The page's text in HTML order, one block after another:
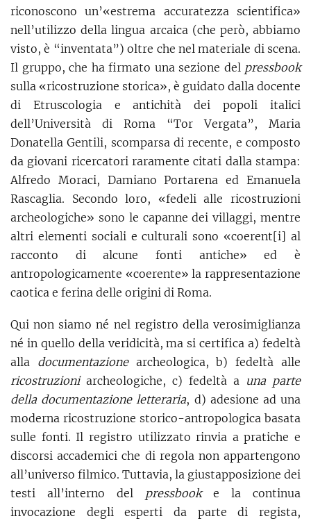
riconoscono un’«estrema accuratezza scientifica»
nell’utilizzo della lingua arcaica (che però, abbiamo
visto, è “inventata”) oltre che nel materiale di scena.
Il gruppo, che ha firmato una sezione del pressbook
sulla «ricostruzione storica», è guidato dalla docente
di Etruscologia e antichità dei popoli italici
dell’Università di Roma “Tor Vergata”, Maria
Donatella Gentili, scomparsa di recente, e composto
da giovani ricercatori raramente citati dalla stampa:
Alfredo Moraci, Damiano Portarena ed Emanuela
Rascaglia. Secondo loro, «fedeli alle ricostruzioni
archeologiche» sono le capanne dei villaggi, mentre
altri elementi sociali e culturali sono «coerent[i] al
racconto di alcune fonti antiche» ed è
antropologicamente «coerente» la rappresentazione
caotica e ferina delle origini di Roma.
Qui non siamo né nel registro della verosimiglianza
né in quello della veridicità, ma si certifica a) fedeltà
alla documentazionearcheologica, b) fedeltà alle
ricostruzioniarcheologiche, c) fedeltà a una parte
della documentazione letteraria, d) adesione ad una
moderna ricostruzione storico-antropologica basata
sulle fonti. Il registro utilizzato rinvia a pratiche e
discorsi accademici che di regola non appartengono
all’universo filmico. Tuttavia, la giustapposizione dei
testi all’interno del pressbooke la continua
invocazione degli esperti da parte di regista,